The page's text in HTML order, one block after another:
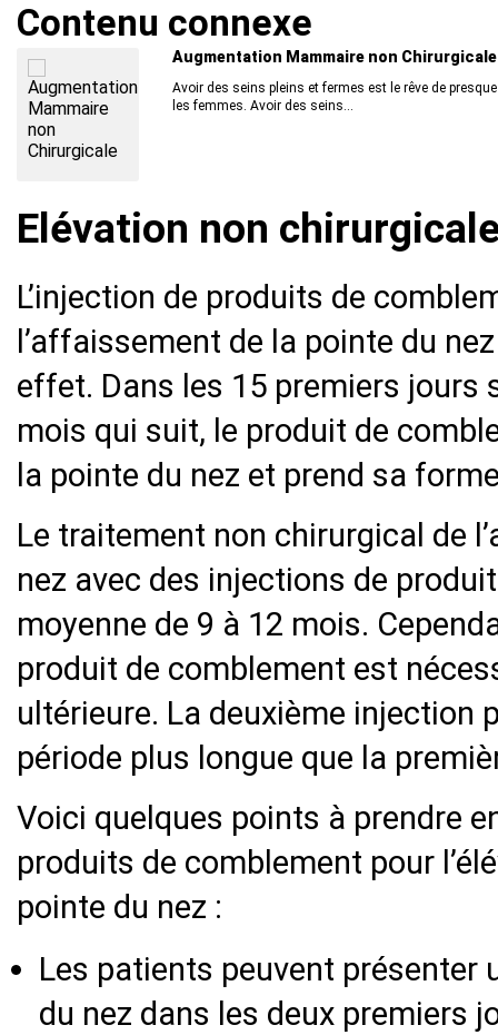
Contenu connexe
Augmentation Mammaire non Chirurgicale
Avoir des seins pleins et fermes est le rêve de
les femmes. Avoir des seins...
Elévation non
L’injection de produits de
l’affaissement de la pointe du
effet. Dans les 15 premiers jours
mois qui suit, le produit de
la pointe du nez et prend sa
Le traitement non chirurgical de
nez avec des injections de
moyenne de 9 à 12 mois.
produit de comblement est
ultérieure. La deuxième injection
période plus longue que la
Voici quelques points à prendre
produits de comblement pour
pointe du nez :
Les patients peuvent présenter
du nez dans les deux premiers